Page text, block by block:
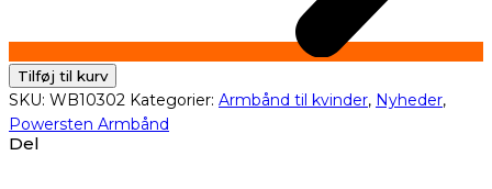
Tilføj til kurv
SKU: WB10302 Kategorier: Armbånd til kvinder, Nyheder,
Powersten Armbånd
Del